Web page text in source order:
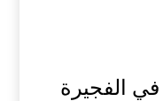
الفجيرة